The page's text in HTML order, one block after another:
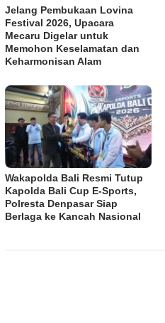
Jelang Pembukaan Lovina
Festival 2026, Upacara
Mecaru Digelar untuk
Memohon Keselamatan dan
Keharmonisan Alam
Wakapolda Bali Resmi Tutup
Kapolda Bali Cup E-Sports,
Polresta Denpasar Siap
Berlaga ke Kancah Nasional